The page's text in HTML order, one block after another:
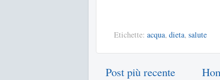
Etichette:acqua,dieta,salute
Post più recente